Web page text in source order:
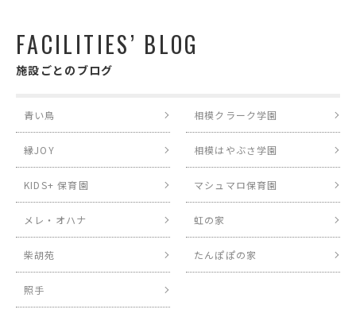
FACILITIES’ BLOG
施設ごとのブログ
青い鳥 相模クラーク学園
縁JOY 相模はやぶさ学園
KIDS+ 保育園 マシュマロ保育園
メレ・オハナ 虹の家
柴胡苑 たんぽぽの家
照手